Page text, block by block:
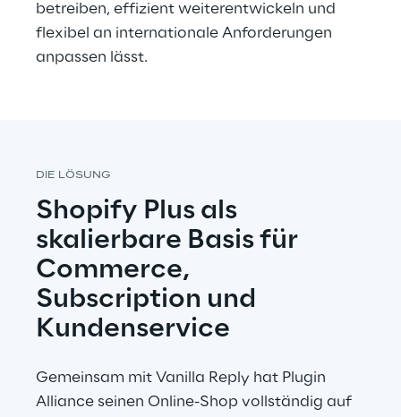
betreiben, effizient weiterentwickeln und
flexibel an internationale Anforderungen
anpassen lässt.
DIE LÖSUNG
Shopify Plus als
skalierbare Basis für
Commerce,
Subscription und
Kundenservice
Gemeinsam mit Vanilla Reply hat Plugin
Alliance seinen Online-Shop vollständig auf